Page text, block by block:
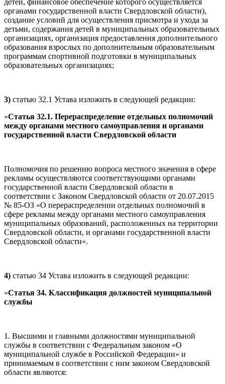
органами государственной власти Свердловской области),
создание условий для осуществления присмотра и ухода за
детьми, содержания детей в муниципальных образовательных
организациях, организация предоставления дополнительного
образования взрослых по дополнительным образовательным
программам спортивной подготовки в муниципальных
образовательных организациях;
3) статью 32.1 Устава изложить в следующей редакции:
«Статья 32.1. Перераспределение отдельных полномочий
между органами местного самоуправления и органами
государственной власти Свердловской области
Полномочия по решению вопроса местного значения в сфере
рекламы осуществляются соответствующими органами
государственной власти Свердловской области в
соответствии с Законом Свердловской области от 20.07.2015
№ 85-ОЗ «О перераспределении отдельных полномочий в
сфере рекламы между органами местного самоуправления
муниципальных образований, расположенных на территории
Свердловской области, и органами государственной власти
Свердловской области».
4) статью 34 Устава изложить в следующей редакции:
«Статья 34. Классификация должностей муниципальной
службы
1. Высшими и главными должностями муниципальной
службы в соответствии с Федеральным законом «О
муниципальной службе в Российской Федерации» и
принимаемым в соответствии с ним законом Свердловской
области являются: